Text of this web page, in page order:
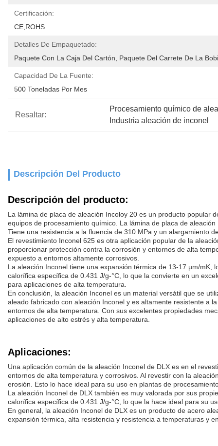
Certificación:
CE,ROHS
Detalles De Empaquetado:
Paquete Con La Caja Del Cartón, Paquete Del Carrete De La
Capacidad De La Fuente:
500 Toneladas Por Mes
Resaltar:
Procesamiento químico de
Industria aleación de inconel
Descripción Del Producto
Descripción del producto:
La lámina de placa de aleación Incoloy 20 es un producto popular
equipos de procesamiento químico. La lámina de placa de
Tiene una resistencia a la fluencia de 310 MPa y un alargamiento
El revestimiento Inconel 625 es otra aplicación popular de la
proporcionar protección contra la corrosión y entornos de alta
expuesto a entornos altamente corrosivos.
La aleación Inconel tiene una expansión térmica de 13-17 µm/
calorífica específica de 0.431 J/g-°C, lo que la convierte en un
para aplicaciones de alta temperatura.
En conclusión, la aleación Inconel es un material versátil que se
aleado fabricado con aleación Inconel y es altamente resistente a
entornos de alta temperatura. Con sus excelentes propiedades
aplicaciones de alto estrés y alta temperatura.
Aplicaciones:
Una aplicación común de la aleación Inconel de DLX es en el
entornos de alta temperatura y corrosivos. Al revestir con la
erosión. Esto lo hace ideal para su uso en plantas de
La aleación Inconel de DLX también es muy valorada por sus
calorífica específica de 0.431 J/g-°C, lo que la hace ideal para su
En general, la aleación Inconel de DLX es un producto de acero
expansión térmica, alta resistencia y resistencia a temperaturas y